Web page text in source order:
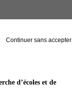
Continuer sans accepter
d’écoles et de